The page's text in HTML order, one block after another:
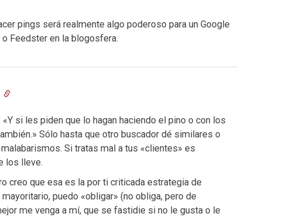
pings será realmente algo poderoso para un Google
Feedster en la blogosfera.
si les piden que lo hagan haciendo el pino o con los
Sólo hasta que otro buscador dé similares o
Si tratas mal a tus «clientes» es
los lleve.
creo que esa es la por ti criticada estrategia de
puedo «obligar» (no obliga, pero de
me venga a mí, que se fastidie si no le gusta o le